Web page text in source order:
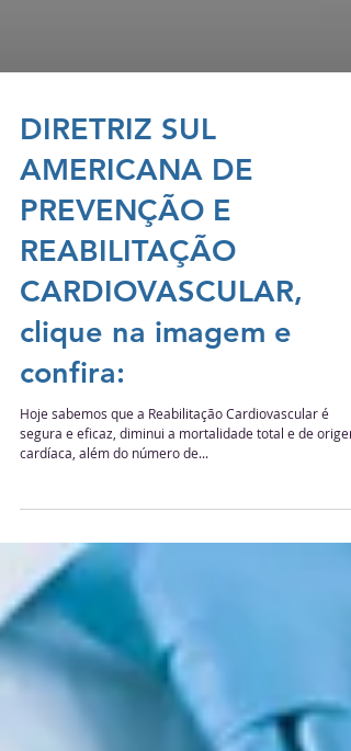
DIRETRIZ SUL
AMERICANA DE
PREVENÇÃO E
REABILITAÇÃO
CARDIOVASCULAR,
clique na imagem e
confira:
Hoje sabemos que a Reabilitação Cardiovascular é